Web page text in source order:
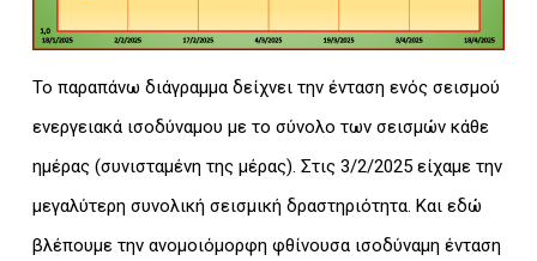
Το παραπάνω διάγραμμα δείχνει την ένταση ενός σεισμού
ενεργειακά ισοδύναμου με το σύνολο των σεισμών κάθε
ημέρας (συνισταμένη της μέρας). Στις 3/2/2025 είχαμε την
μεγαλύτερη συνολική σεισμική δραστηριότητα. Και εδώ
βλέπουμε την ανομοιόμορφη φθίνουσα ισοδύναμη ένταση